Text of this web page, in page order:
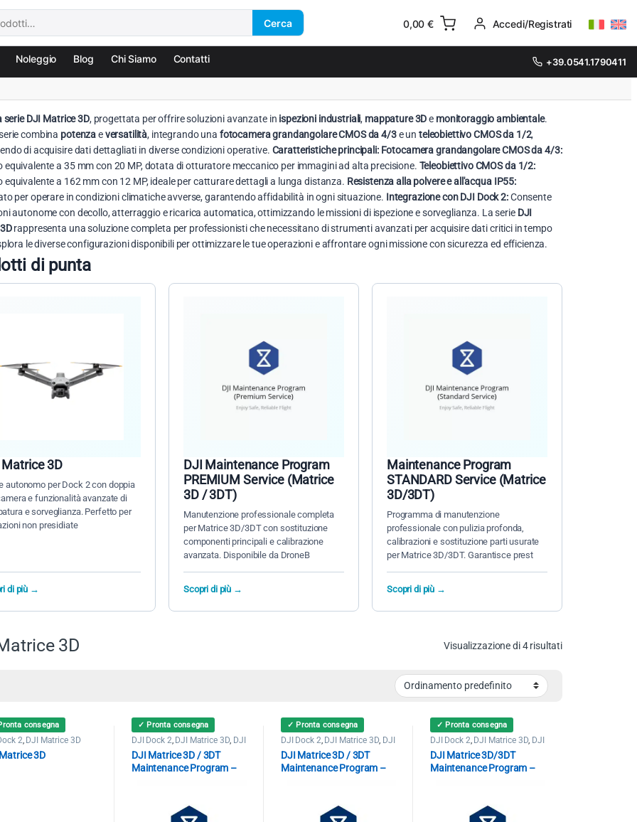
Cerca 0,00€ Accedi/Registrati
Noleggio Blog Chi Siamo Contatti +39.0541.1790411
serie DJI Matrice 3D, progettata per offrire soluzioni avanzate in ispezioni industriali, mappature 3De monitoraggio ambientale.
combina potenzaeversatilità, integrando una fotocamera grandangolare CMOS da 4/3e un teleobiettivo CMOS da 1/2,
di acquisire dati dettagliati in diverse condizioni operative. Caratteristiche principali: Fotocamera grandangolare CMOS da 4/3:
equivalente a 35 mm con 20 MP, dotata di otturatore meccanico per immagini ad alta precisione. Teleobiettivo CMOS da 1/2:
equivalente a 162 mm con 12 MP, ideale per catturare dettagli a lunga distanza. Resistenza alla polvere e all'acqua IP55:
per operare in condizioni climatiche avverse, garantendo affidabilità in ogni situazione. Integrazione con DJI Dock 2:Consente
autonome con decollo, atterraggio e ricarica automatica, ottimizzando le missioni di ispezione e sorveglianza. La serie DJI
rappresenta una soluzione completa per professionisti che necessitano di strumenti avanzati per acquisire dati critici in tempo
le diverse configurazioni disponibili per ottimizzare le tue operazioni e affrontare ogni missione con sicurezza ed efficienza.
di punta
3D
autonomo per Dock 2 con doppia
e funzionalità avanzate di
e sorveglianza. Perfetto per
non presidiate
di più →
DJI Maintenance Program
PREMIUM Service (Matrice
3D / 3DT)
Manutenzione professionale completa
per Matrice 3D/3DT con sostituzione
componenti principali e calibrazione
avanzata. Disponibile da DroneB
Scopri di più →
Maintenance Program
STANDARD Service (Matrice
3D/3DT)
Programma di manutenzione
professionale con pulizia profonda,
calibrazioni e sostituzione parti usurate
per Matrice 3D/3DT. Garantisce prest
Scopri di più →
3D Visualizzazione di 4 risultati
consegna
2, DJI Matrice 3D
3D
✓ Pronta consegna
DJI Dock 2, DJI Matrice 3D, DJI
Matrice 3DT
DJI Matrice 3D / 3DT
Maintenance Program –
✓ Pronta consegna
DJI Dock 2, DJI Matrice 3D, DJI
Matrice 3DT
DJI Matrice 3D / 3DT
Maintenance Program –
✓ Pronta consegna
DJI Dock 2, DJI Matrice 3D, DJI
Matrice 3DT
DJI Matrice 3D/3DT
Maintenance Program –